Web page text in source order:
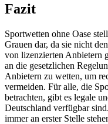
Fazit
Sportwetten ohne Oase
Grauen dar, da sie nicht
von lizenzierten Anbietern
an die gesetzlichen
Anbietern zu wetten, um
vermeiden. Für alle, die
betrachten, gibt es legale
Deutschland verfügbar
immer an erster Stelle